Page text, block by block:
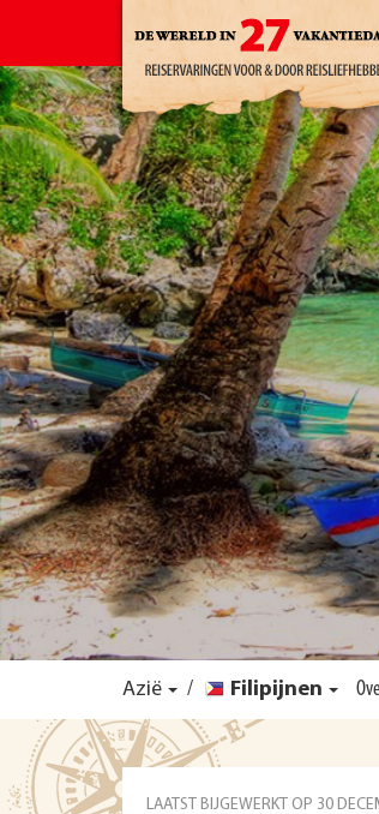
Azië / Filipijnen
LAATST BIJGEWERKT OP 30